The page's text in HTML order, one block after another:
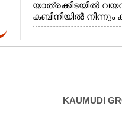
യാത്രക്കിടയിൽ
കബിനിയിൽ
കടുവ.
KAUMUDI